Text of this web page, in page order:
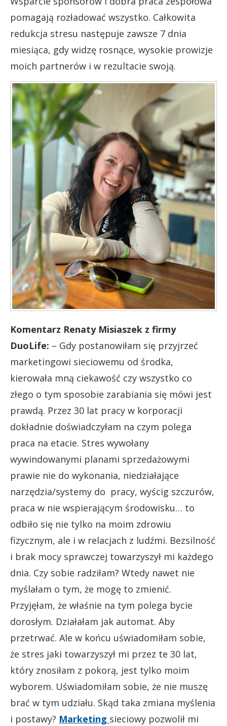
pomagają rozładować wszystko. Całkowita
redukcja stresu następuje zawsze 7 dnia
miesiąca, gdy widzę rosnące, wysokie prowizje
moich partnerów i w rezultacie swoją.
Komentarz Renaty Misiaszek z firmy
DuoLife: – Gdy postanowiłam się przyjrzeć
marketingowi sieciowemu od środka,
kierowała mną ciekawość czy wszystko co
złego o tym sposobie zarabiania się mówi jest
prawdą. Przez 30 lat pracy w korporacji
dokładnie doświadczyłam na czym polega
praca na etacie. Stres wywołany
wywindowanymi planami sprzedażowymi
prawie nie do wykonania, niedziałające
narzędzia/systemy do pracy, wyścig szczurów,
praca w nie wspierającym środowisku… to
odbiło się nie tylko na moim zdrowiu
fizycznym, ale i w relacjach z ludźmi. Bezsilność
i brak mocy sprawczej towarzyszył mi każdego
dnia. Czy sobie radziłam? Wtedy nawet nie
myślałam o tym, że mogę to zmienić.
Przyjęłam, że właśnie na tym polega bycie
dorosłym. Działałam jak automat. Aby
przetrwać. Ale w końcu uświadomiłam sobie,
że stres jaki towarzyszył mi przez te 30 lat,
który znosiłam z pokorą, jest tylko moim
wyborem. Uświadomiłam sobie, że nie muszę
brać w tym udziału. Skąd taka zmiana myślenia
i postawy? Marketing sieciowy pozwolił mi